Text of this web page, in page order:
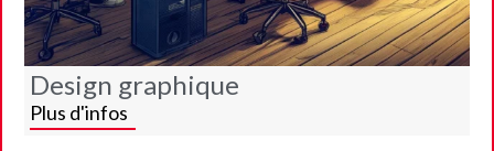
Design graphique
Plus d'infos